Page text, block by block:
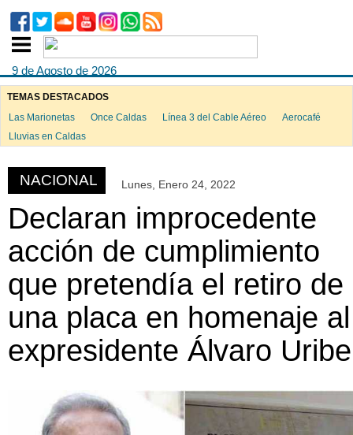
9 de Agosto de 2026
TEMAS DESTACADOS
Las Marionetas
Once Caldas Línea 3 del Cable Aéreo
Aerocafé
Lluvias en Caldas
NACIONAL Lunes, Enero 24, 2022
Declaran improcedente
acción de cumplimiento
que pretendía el retiro de
una placa en homenaje al
expresidente Álvaro Uribe